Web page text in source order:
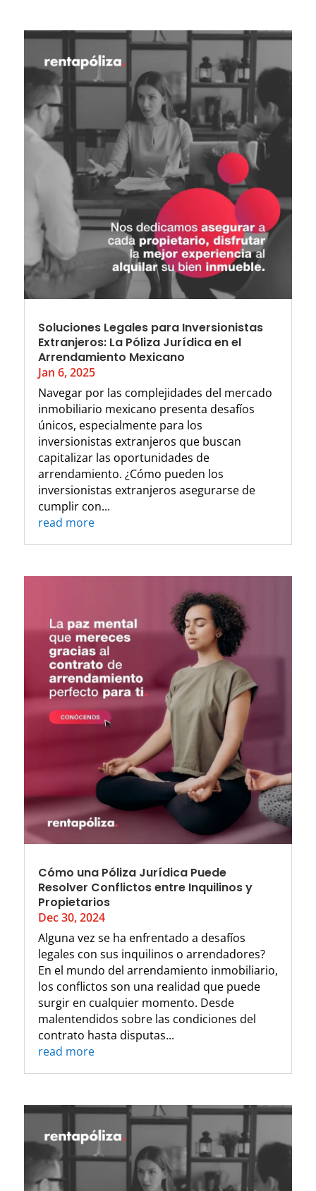
Soluciones Legales para Inversionistas
Extranjeros: La Póliza Jurídica en el
Arrendamiento Mexicano
Jan 6, 2025
Navegar por las complejidades del mercado
inmobiliario mexicano presenta desafíos
únicos, especialmente para los
inversionistas extranjeros que buscan
capitalizar las oportunidades de
arrendamiento. ¿Cómo pueden los
inversionistas extranjeros asegurarse de
cumplir con...
read more
Cómo una Póliza Jurídica Puede
Resolver Conflictos entre Inquilinos y
Propietarios
Dec 30, 2024
Alguna vez se ha enfrentado a desafíos
legales con sus inquilinos o arrendadores?
En el mundo del arrendamiento inmobiliario,
los conflictos son una realidad que puede
surgir en cualquier momento. Desde
malentendidos sobre las condiciones del
contrato hasta disputas...
read more